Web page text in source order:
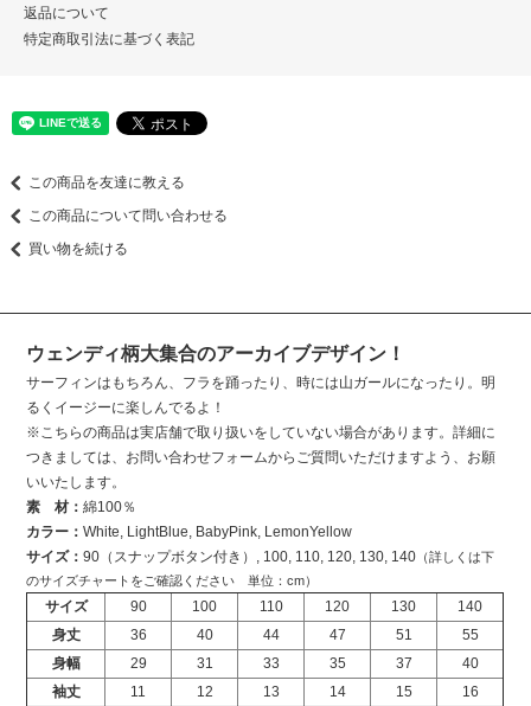
返品について
特定商取引法に基づく表記
この商品を友達に教える
この商品について問い合わせる
買い物を続ける
ウェンディ柄大集合のアーカイブデザイン！
サーフィンはもちろん、フラを踊ったり、時には山ガールになったり。明
るくイージーに楽しんでるよ！
※こちらの商品は実店舗で取り扱いをしていない場合があります。詳細に
つきましては、お問い合わせフォームからご質問いただけますよう、お願
いいたします。
素 材：綿100％
カラー：White, LightBlue, BabyPink, LemonYellow
サイズ：90（スナップボタン付き）, 100, 110, 120, 130, 140 （詳しくは下
のサイズチャートをご確認ください 単位：cm）
サイズ 90 100 110 120 130
140
身丈
36 40 44 47 51
55
身幅
29 31 33 35 37
40
袖丈
11 12 13 14 15
16